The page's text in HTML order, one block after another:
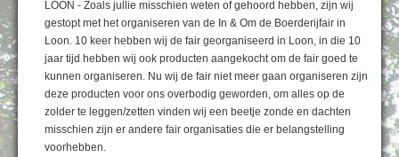
LOON - Zoals jullie misschien weten of gehoord hebben, zijn wij
gestopt met het organiseren van de In & Om de Boerderijfair in
Loon. 10 keer hebben wij de fair georganiseerd in Loon, in die 10
jaar tijd hebben wij ook producten aangekocht om de fair goed te
kunnen organiseren. Nu wij de fair niet meer gaan organiseren zijn
deze producten voor ons overbodig geworden, om alles op de
zolder te leggen/zetten vinden wij een beetje zonde en dachten
misschien zijn er andere fair organisaties die er belangstelling
voorhebben.